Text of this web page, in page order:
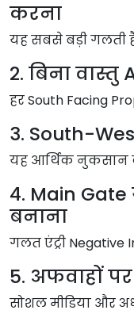
करना
यह सबसे बड़ी गलती
2. बिना
हर South Facing
3. South-
यह आर्थिक नुकसान
4. Main
बनाना
गलत एंट्री Negative
5. अफवाहों
सोशल मीडिया और